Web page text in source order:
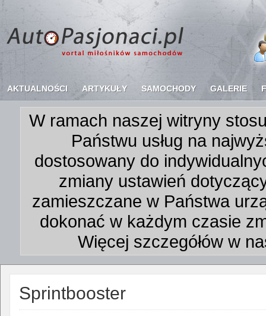
AKTUALNOŚCI ARTYKUŁY SAMOCHODY GALERIE
W ramach naszej witryny
Państwu usług na
dostosowany do
zmiany ustawień
zamieszczane w Państwa
dokonać w każdym czasie
Więcej szczegółów w
Sprintbooster